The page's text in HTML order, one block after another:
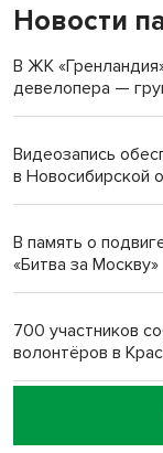
«Мы живём на
терроризируют
Инвалид получил
Новосибирский
Обновлённое
Новости
В ЖК
девелопера —
Видеозапись
в Новосибирской
В память о
«Битва за Москву»
700 участников
волонтёров в
Честный выбор:
объективность